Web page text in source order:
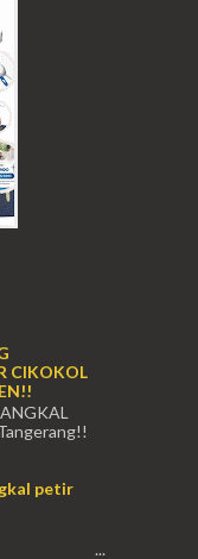
CIKOKOL
petir